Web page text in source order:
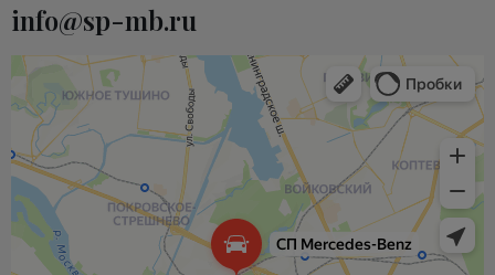
info@sp-mb.ru